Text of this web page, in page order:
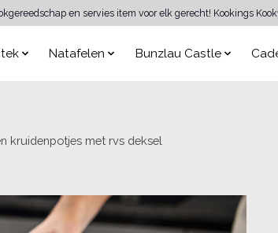
en servies item voor elk gerecht! Kookings
Natafelen Bunzlau Castle
kruidenpotjes met rvs deksel